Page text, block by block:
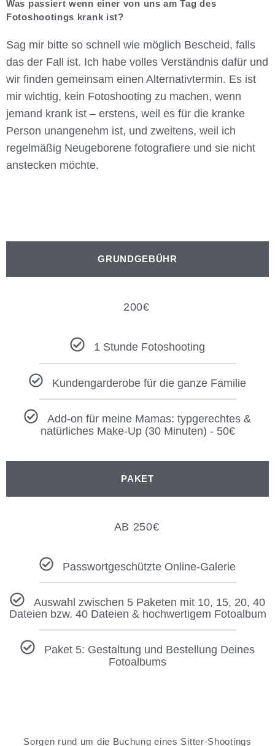
Was passiert wenn einer von uns am Tag des
Fotoshootings krank ist?
Sag mir bitte so schnell wie möglich Bescheid, falls
das der Fall ist. Ich habe volles Verständnis dafür und
wir finden gemeinsam einen Alternativtermin. Es ist
mir wichtig, kein Fotoshooting zu machen, wenn
jemand krank ist – erstens, weil es für die kranke
Person unangenehm ist, und zweitens, weil ich
regelmäßig Neugeborene fotografiere und sie nicht
anstecken möchte.
GRUNDGEBÜHR
200€
1 Stunde Fotoshooting
Kundengarderobe für die ganze Familie
Add-on für meine Mamas: typgerechtes &
natürliches Make-Up (30 Minuten) - 50€
PAKET
AB 250€
Passwortgeschützte Online-Galerie
Auswahl zwischen 5 Paketen mit 10, 15, 20, 40
Dateien bzw. 40 Dateien & hochwertigem Fotoalbum
Paket 5: Gestaltung und Bestellung Deines
Fotoalbums
Sorgen rund um die Buchung eines Sitter-Shootings